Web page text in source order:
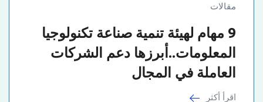
مقالات
9 مهام لهيئة تنمية صناعة تكنولوجيا
المعلومات..أبرزها دعم الشركات
العاملة في المجال
اقرأ أكثر